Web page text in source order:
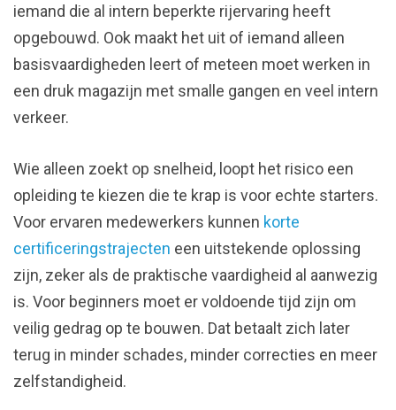
iemand die al intern beperkte rijervaring heeft
opgebouwd. Ook maakt het uit of iemand alleen
basisvaardigheden leert of meteen moet werken in
een druk magazijn met smalle gangen en veel intern
verkeer.
Wie alleen zoekt op snelheid, loopt het risico een
opleiding te kiezen die te krap is voor echte starters.
Voor ervaren medewerkers kunnen korte
certificeringstrajecten een uitstekende oplossing
zijn, zeker als de praktische vaardigheid al aanwezig
is. Voor beginners moet er voldoende tijd zijn om
veilig gedrag op te bouwen. Dat betaalt zich later
terug in minder schades, minder correcties en meer
zelfstandigheid.